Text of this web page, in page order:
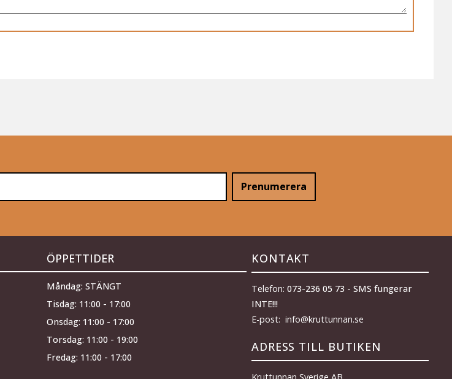
Prenumerera
ÖPPETTIDER
Måndag: STÄNGT
Tisdag: 11:00 - 17:00
Onsdag: 11:00 - 17:00
Torsdag: 11:00 - 19:00
Fredag: 11:00 - 17:00
KONTAKT
Telefon: 073-236 05 73 - SMS fungerar
INTE!!!
E-post: info@kruttunnan.se
ADRESS TILL BUTIKEN